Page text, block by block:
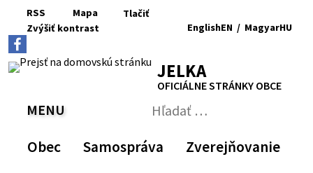
Preskočiť
obsah
RSS
RSS
Mapa
Mapa
Tlačiť
Zvýšiť kontrast
kontrast
veľkosťpôvodnú
veľkosť
písma
veľkosť
písma
EnglishEN
English
/ MagyarHU
Magyar
JELKA
OFICIÁLNE STRÁNKY OBCE
PREPNÚŤ
MENU
Obec Samospráva Zverejňovanie
Hľadať:
formulár